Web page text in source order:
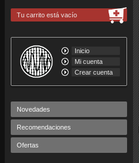
Tu carrito está vacío
Inicio
Mi cuenta
Crear cuenta
Novedades
Recomendaciones
Ofertas